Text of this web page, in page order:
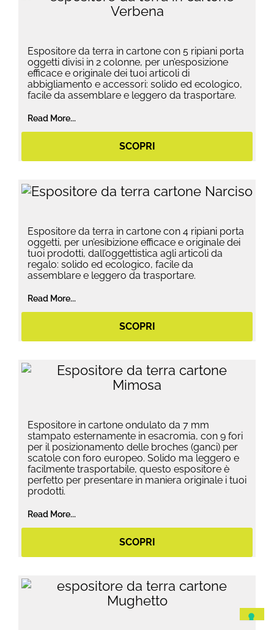
Espositore da terra in cartone con 5 ripiani porta
oggetti divisi in 2 colonne, per un’esposizione
efficace e originale dei tuoi articoli di
abbigliamento e accessori: solido ed ecologico,
facile da assemblare e leggero da trasportare.
Read More...
SCOPRI
Espositore da terra in cartone con 4 ripiani porta
oggetti, per un’esibizione efficace e originale dei
tuoi prodotti, dall’oggettistica agli articoli da
regalo: solido ed ecologico, facile da
assemblare e leggero da trasportare.
Read More...
SCOPRI
Espositore in cartone ondulato da 7 mm
stampato esternamente in esacromia, con 9 fori
per il posizionamento delle broches (ganci) per
scatole con foro europeo. Solido ma leggero e
facilmente trasportabile, questo espositore è
perfetto per presentare in maniera originale i tuoi
prodotti.
Read More...
SCOPRI